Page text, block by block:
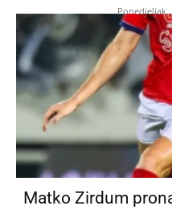
Ponedjeljak,
Matko Zirdum